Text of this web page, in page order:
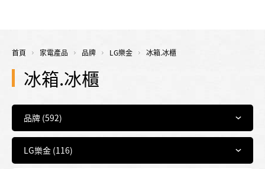
首頁 家電產品 品牌 LG樂金 冰箱.冰櫃
冰箱.冰櫃